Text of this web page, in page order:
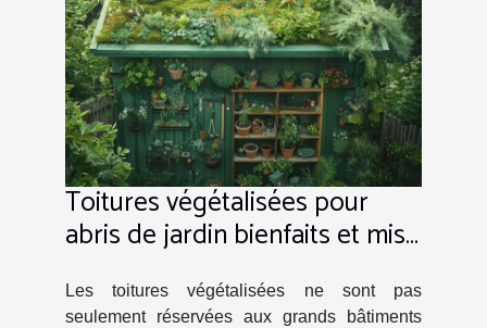
Toitures végétalisées pour
abris de jardin bienfaits et mise
Les toitures végétalisées ne sont pas
seulement réservées aux grands bâtiments